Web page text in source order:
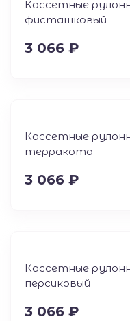
Кассетные
фисташковый
3 066 ₽
Кассетные
терракота
3 066 ₽
Кассетные
персиковый
3 066 ₽